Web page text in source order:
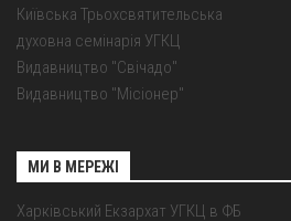
Київська Трьохсвятительська
духовна семінарія УГКЦ
Видавництво "Свічадо"
Видавництво "Місіонер"
МИ В МЕРЕЖІ
Харківський Екзархат УГКЦ в ФБ